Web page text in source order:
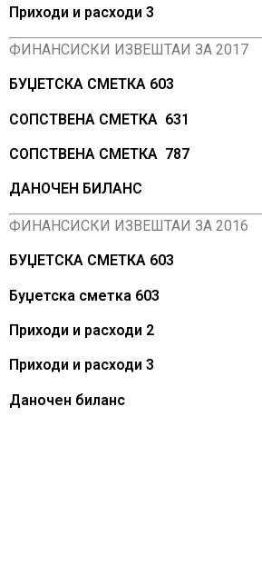
Приходи и расходи 3
ФИНАНСИСКИ ИЗВЕШТАИ ЗА 2017
БУЏЕТСКА СМЕТКА 603
СОПСТВЕНА СМЕТКА 631
СОПСТВЕНА СМЕТКА 787
ДАНОЧЕН БИЛАНС
ФИНАНСИСКИ ИЗВЕШТАИ ЗА 2016
БУЏЕТСКА СМЕТКА 603
Буџетска сметка 603
Приходи и расходи 2
Приходи и расходи 3
Даночен биланс